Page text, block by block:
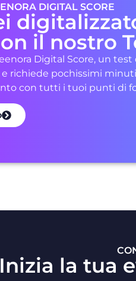
DIGITAL SCORE
il nostro
Digital Score, un
richiede pochissimi
con tutti i tuoi punti di
Inizia la tua